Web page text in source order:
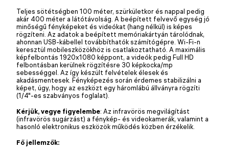
Teljes sötétségben 100 méter, szürkületkor és nappal pedig
akár 400 méter a látótávolság. A beépített felvevő egység jó
minőségű fényképeket és videókat (hang nélkül) is képes
rögzíteni. Az adatok a beépített memóriakártyán tárolódnak,
ahonnan USB-kábellel továbbíthatók számítógépre. Wi-Fi-n
keresztül mobileszközökhöz is csatlakoztatható. A maximális
képfelbontás 1920x1080 képpont, a videók pedig Full HD
felbontásban kerülnek rögzítésre 30 képkocka/mp
sebességgel. Az így készült felvételek élesek és
akadásmentesek. Fényképezés során érdemes stabilizálni a
képet, úgy, hogy az eszközt egy háromlábú állványra rögzíti
(1/4"-es szabványos foglalat).
Kérjük, vegye figyelembe: Az infravörös megvilágítást
(infravörös sugárzást) a fénykép- és videokamerák, valamint a
hasonló elektronikus eszközök működés közben érzékelik.
Fő jellemzők: